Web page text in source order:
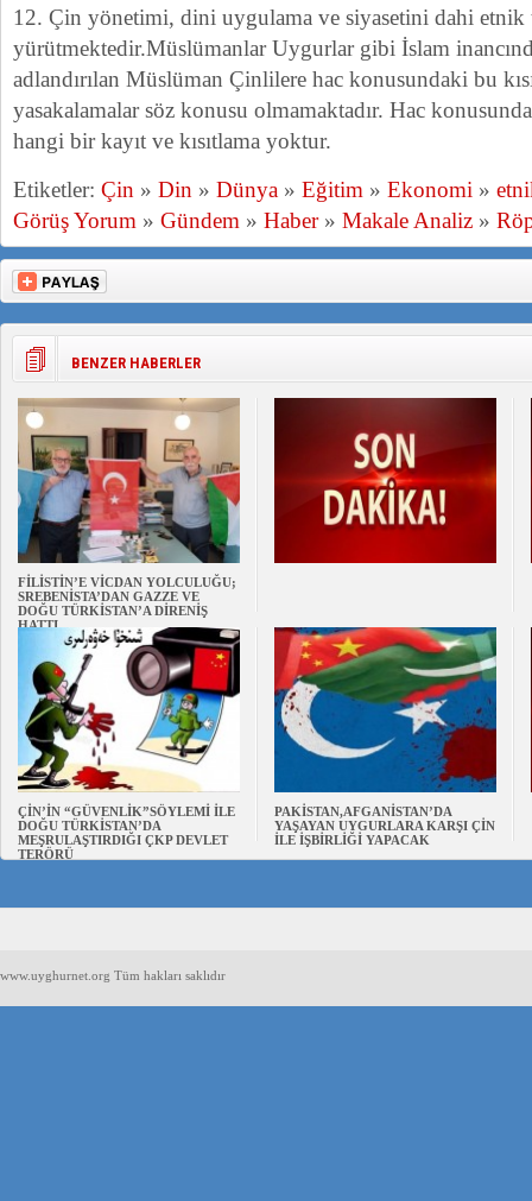
12. Çin yönetimi, dini uygulama ve siyasetini dahi etnik
yürütmektedir.Müslümanlar Uygurlar gibi İslam
adlandırılan Müslüman Çinlilere hac konusundaki bu
yasakalamalar söz konusu olmamaktadır. Hac
hangi bir kayıt ve kısıtlama yoktur.
Etiketler: Çin » Din » Dünya » Eğitim » Ekonomi »
Görüş Yorum » Gündem » Haber» Makale Analiz »
BENZER HABERLER
FİLİSTİN’E VİCDAN YOLCULUĞU;
SREBENİSTA’DAN GAZZE VE
DOĞU TÜRKİSTAN’A DİRENİŞ
HATTI
ÇİN’İN “GÜVENLİK”SÖYLEMİ İLE
DOĞU TÜRKİSTAN’DA
MEŞRULAŞTIRDIĞI ÇKP DEVLET
TERÖRÜ
PAKİSTAN,AFGANİSTAN’DA
YAŞAYAN UYGURLARA KARŞI ÇİN
İLE İŞBİRLİĞİ YAPACAK
www.uyghurnet.org Tüm hakları saklıdır